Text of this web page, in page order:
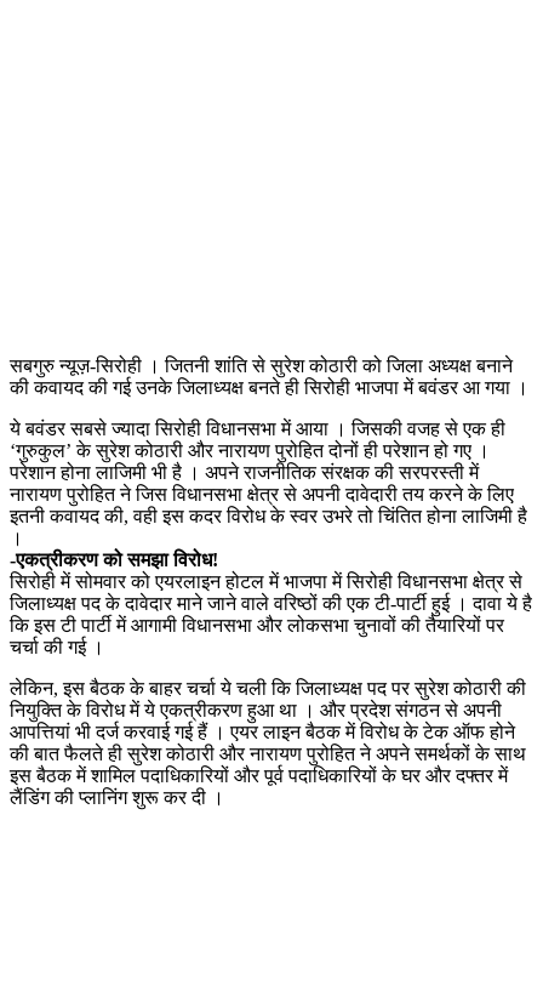
सबगुरु न्यूज़-सिरोही । जितनी शांति से सुरेश कोठारी को जिला अध्यक्ष बनाने
की कवायद की गई उनके जिलाध्यक्ष बनते ही सिरोही भाजपा में बवंडर आ गया ।
ये बवंडर सबसे ज्यादा सिरोही विधानसभा में आया । जिसकी वजह से एक ही
‘गुरुकुल’ के सुरेश कोठारी और नारायण पुरोहित दोनों ही परेशान हो गए ।
परेशान होना लाजिमी भी है । अपने राजनीतिक संरक्षक की सरपरस्ती में
नारायण पुरोहित ने जिस विधानसभा क्षेत्र से अपनी दावेदारी तय करने के लिए
इतनी कवायद की, वही इस कदर विरोध के स्वर उभरे तो चिंतित होना लाजिमी है
।
-एकत्रीकरण को समझा विरोध!
सिरोही में सोमवार को एयरलाइन होटल में भाजपा में सिरोही विधानसभा क्षेत्र से
जिलाध्यक्ष पद के दावेदार माने जाने वाले वरिष्ठों की एक टी-पार्टी हुई । दावा ये है
कि इस टी पार्टी में आगामी विधानसभा और लोकसभा चुनावों की तैयारियों पर
चर्चा की गई ।
लेकिन, इस बैठक के बाहर चर्चा ये चली कि जिलाध्यक्ष पद पर सुरेश कोठारी की
नियुक्ति के विरोध में ये एकत्रीकरण हुआ था । और प्रदेश संगठन से अपनी
आपत्तियां भी दर्ज करवाई गई हैं । एयर लाइन बैठक में विरोध के टेक ऑफ होने
की बात फैलते ही सुरेश कोठारी और नारायण पुरोहित ने अपने समर्थकों के साथ
इस बैठक में शामिल पदाधिकारियों और पूर्व पदाधिकारियों के घर और दफ्तर में
लैंडिंग की प्लानिंग शुरू कर दी ।